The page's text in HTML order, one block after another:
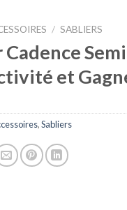
/ SABLIERS
Cadence
et
,Sabliers